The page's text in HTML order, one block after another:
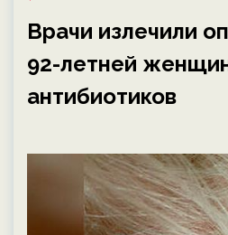
Врачи излечили
92-летней
антибиотиков